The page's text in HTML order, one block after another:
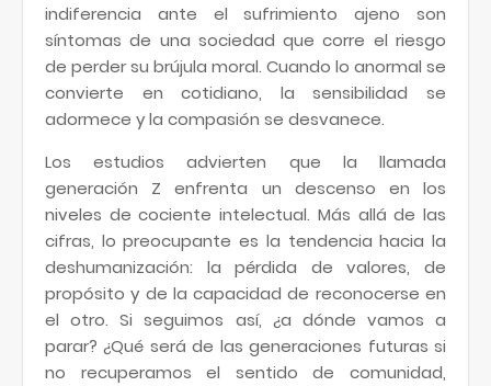
indiferencia ante el sufrimiento ajeno son
síntomas de una sociedad que corre el riesgo
de perder su brújula moral. Cuando lo anormal se
convierte en cotidiano, la sensibilidad se
adormece y la compasión se desvanece.
Los estudios advierten que la llamada
generación Z enfrenta un descenso en los
niveles de cociente intelectual. Más allá de las
cifras, lo preocupante es la tendencia hacia la
deshumanización: la pérdida de valores, de
propósito y de la capacidad de reconocerse en
el otro. Si seguimos así, ¿a dónde vamos a
parar? ¿Qué será de las generaciones futuras si
no recuperamos el sentido de comunidad,